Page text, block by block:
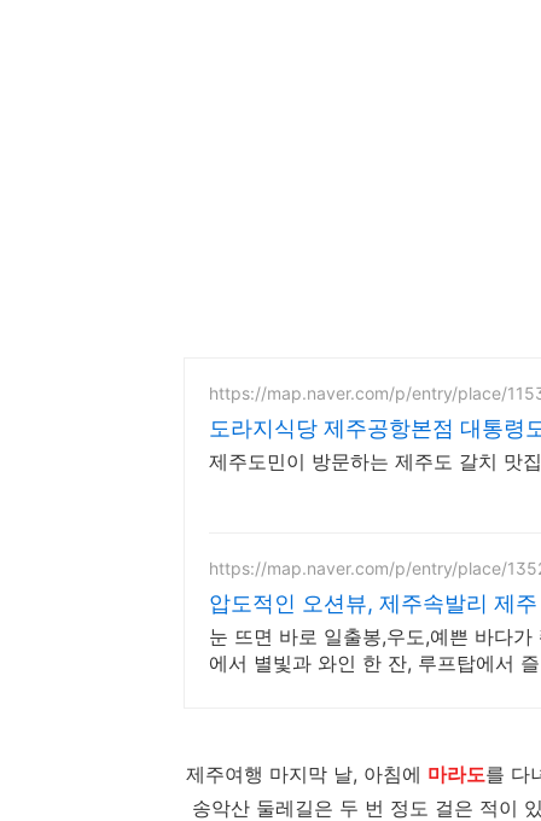
https://map.naver.com/p/entry/place/
도라지식당 제주공항본점 대통령
제주도민이 방문하는 제주도 갈치 맛집
https://map.naver.com/p/entry/place/
압도적인 오션뷰, 제주속발리 제
눈 뜨면 바로 일출봉,우도,예쁜 바다
에서 별빛과 와인 한 잔, 루프탑에서
제주여행 마지막 날, 아침에 마라도를 다
송악산 둘레길은 두 번 정도 걸은 적이